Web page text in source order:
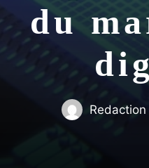
du
Redaction